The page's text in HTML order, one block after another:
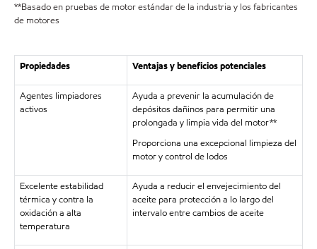
**Basado en pruebas de motor estándar de la industria y los fabricantes
de motores
Propiedades Ventajas y beneficios potenciales
Agentes limpiadores
activos
Ayuda a prevenir la acumulación de
depósitos dañinos para permitir una
prolongada y limpia vida del motor**
Proporciona una excepcional limpieza del
motor y control de lodos
Excelente estabilidad
térmica y contra la
oxidación a alta
temperatura
Ayuda a reducir el envejecimiento del
aceite para protección a lo largo del
intervalo entre cambios de aceite